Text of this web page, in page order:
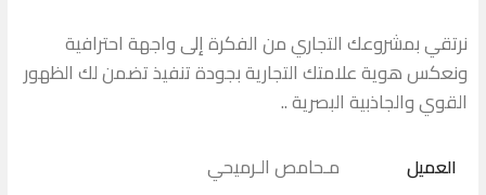
نرتقي بمشروعك التجاري من الفكرة إلى واجهة احترافية
ونعكس هوية علامتك التجارية بجودة تنفيذ تضمن لك الظهور
القوي والجاذبية البصرية ..
العميل مـحامص الـرميحي